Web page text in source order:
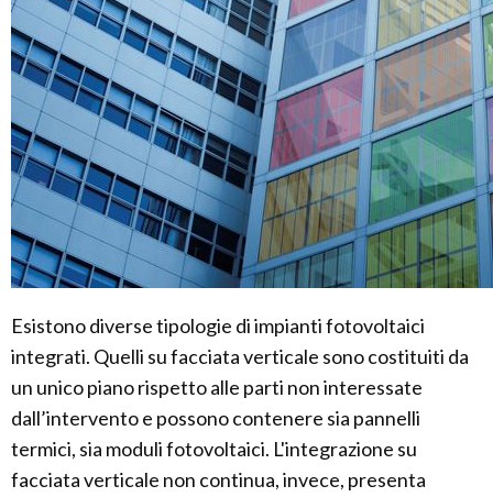
Esistono diverse tipologie di impianti fotovoltaici
integrati. Quelli su facciata verticale sono costituiti da
un unico piano rispetto alle parti non interessate
dall’intervento e possono contenere sia pannelli
termici, sia moduli fotovoltaici. L'integrazione su
facciata verticale non continua, invece, presenta